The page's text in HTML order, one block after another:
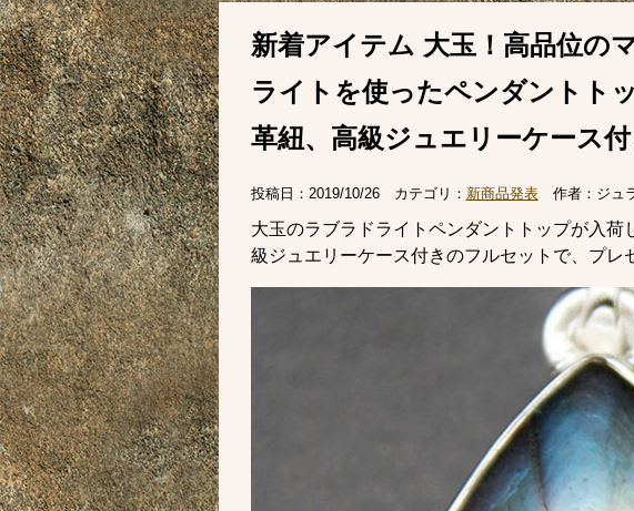
新着アイテム 大玉！高品位の
ライトを使ったペンダントト
革紐、高級ジュエリーケース付
投稿日： 2019/10/26カテゴリ： 新商品発表作者： ジュ
大玉のラブラドライトペンダントトップが入
級ジュエリーケース付きのフルセットで、プレ